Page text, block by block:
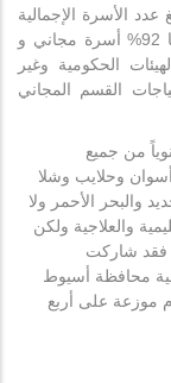
عام1987 م حيث بلغ عدد الأسرة الإجمالية
للمستشفيات الجامعية قرابة ثلاثة آلاف سرير منها 92% أسرة مجاني و
الحكومية وغير
القسم المجاني
من جميع
وحلايب وشلا
والبحر الأحمر ولا
والعلاجية ولكن
فقد شاركت
محافظة أسيوط
فى مجال الشئون الوقائية والصحية حتى عام 2022م موزعة على أربع